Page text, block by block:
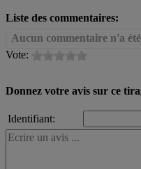
Liste des commentaires:
Aucun commentaire n'a
Vote:
Donnez votre avis sur ce
Identifiant: